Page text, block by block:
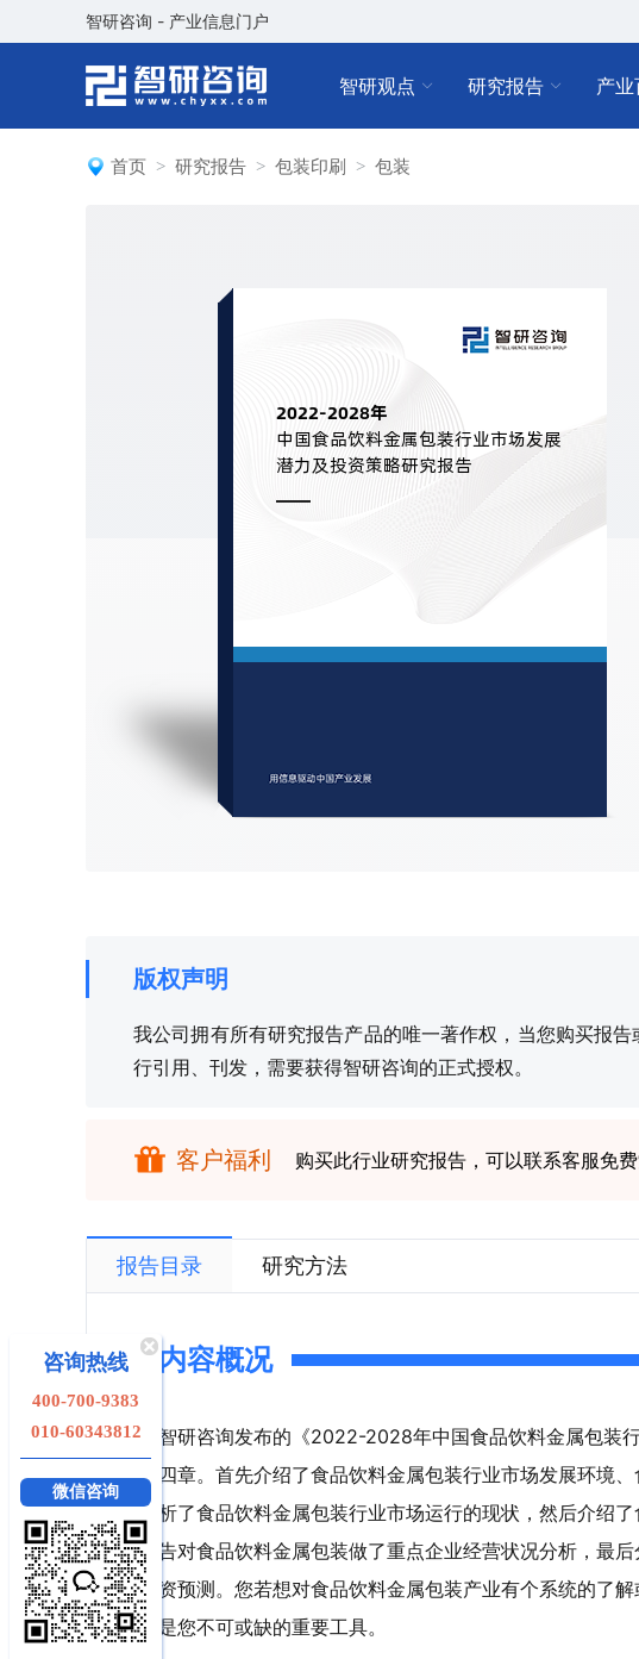
智研咨询 - 产业信息门户
智研观点 研究报告 产
首页 研究报告 包装印刷 包装
版权声明
我公司拥有所有研究报告产品的唯一著作权，当您购买报
行引用、刊发，需要获得智研咨询的正式授权。
客户福利 购买此行业研究报告，可以联系客服免
报告目录 研究方法
内容概况
智研咨询发布的《2022-2028年中国食品饮料金属包装
四章。首先介绍了食品饮料金属包装行业市场发展环境
析了食品饮料金属包装行业市场运行的现状，然后介绍
告对食品饮料金属包装做了重点企业经营状况分析，最
资预测。您若想对食品饮料金属包装产业有个系统的了
是您不可或缺的重要工具。
咨询热线
400-700-9383
010-60343812
微信咨询